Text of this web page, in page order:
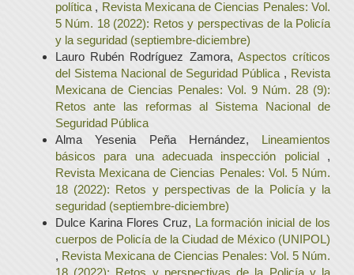
política , Revista Mexicana de Ciencias Penales: Vol.
5 Núm. 18 (2022): Retos y perspectivas de la Policía
y la seguridad (septiembre-diciembre)
Lauro Rubén Rodríguez Zamora, Aspectos críticos
del Sistema Nacional de Seguridad Pública , Revista
Mexicana de Ciencias Penales: Vol. 9 Núm. 28 (9):
Retos ante las reformas al Sistema Nacional de
Seguridad Pública
Alma Yesenia Peña Hernández, Lineamientos
básicos para una adecuada inspección policial ,
Revista Mexicana de Ciencias Penales: Vol. 5 Núm.
18 (2022): Retos y perspectivas de la Policía y la
seguridad (septiembre-diciembre)
Dulce Karina Flores Cruz, La formación inicial de los
cuerpos de Policía de la Ciudad de México (UNIPOL)
, Revista Mexicana de Ciencias Penales: Vol. 5 Núm.
18 (2022): Retos y perspectivas de la Policía y la